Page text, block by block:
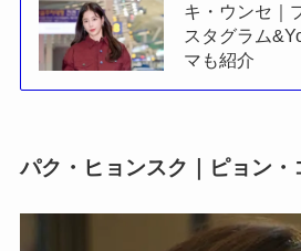
キ・ウンセ｜
スタグラム
マも紹介
パク・ヒョンスク｜ピョン・